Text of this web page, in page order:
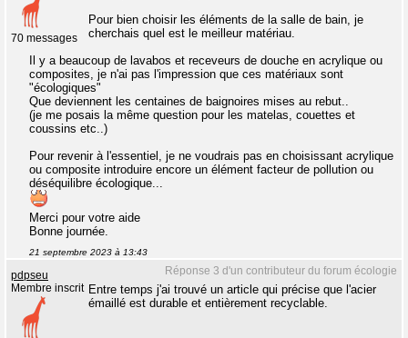
70 messages
Pour bien choisir les éléments de la salle de bain, je
cherchais quel est le meilleur matériau.
Il y a beaucoup de lavabos et receveurs de douche en acrylique ou
composites, je n'ai pas l'impression que ces matériaux sont
"écologiques"
Que deviennent les centaines de baignoires mises au rebut..
(je me posais la même question pour les matelas, couettes et
coussins etc..)
Pour revenir à l'essentiel, je ne voudrais pas en choisissant acrylique
ou composite introduire encore un élément facteur de pollution ou
déséquilibre écologique...
Merci pour votre aide
Bonne journée.
21 septembre 2023 à 13:43
Réponse 3 d'un contributeur du forum écologie
pdpseu
Membre inscrit Entre temps j'ai trouvé un article qui précise que l'acier
émaillé est durable et entièrement recyclable.